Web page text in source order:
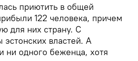
приютить в общей
122 человека, причем
для них страну. С
властей. А
ни одного беженца, хотя